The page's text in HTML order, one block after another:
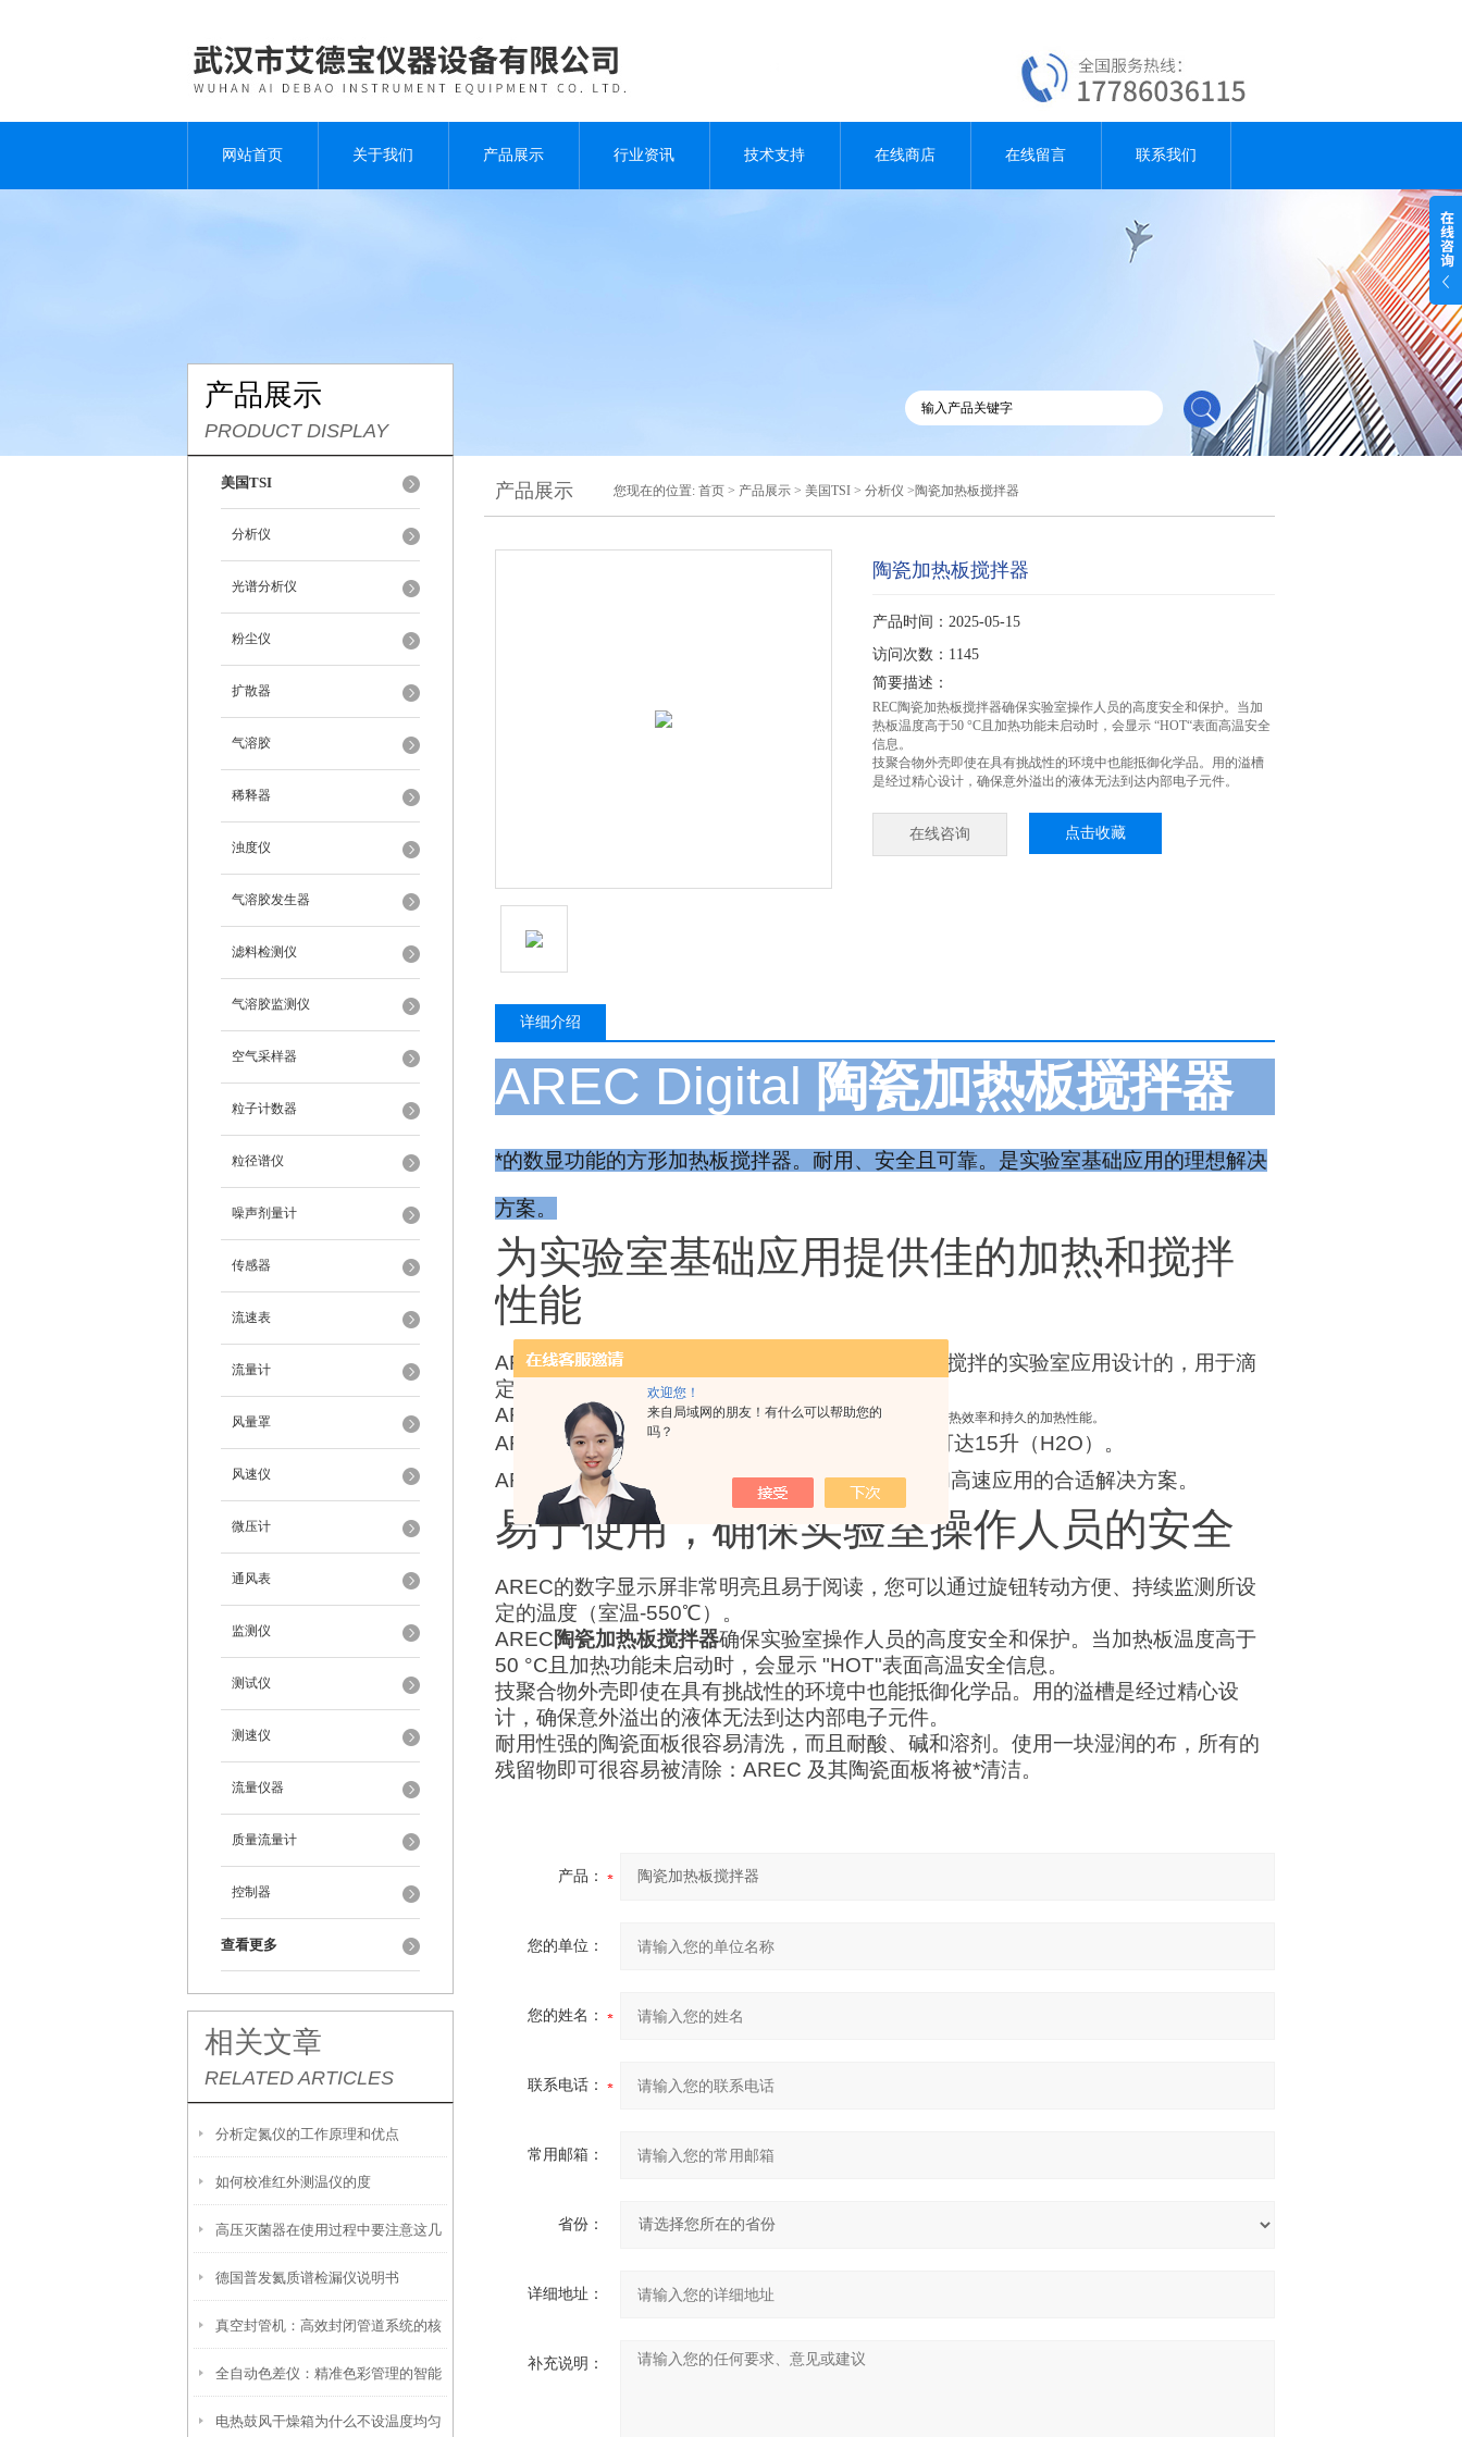
欢迎您！
来自局域网的朋友！有什么可以帮助您的
吗？
网站首页 关于我们 产品展示 行业资讯 技术支持 在线商店 在线留言 联系我们
产品展示
PRODUCT DISPLAY
美国TSI
分析仪
光谱分析仪
粉尘仪
扩散器
气溶胶
稀释器
浊度仪
气溶胶发生器
滤料检测仪
气溶胶监测仪
空气采样器
粒子计数器
粒径谱仪
噪声剂量计
传感器
流速表
流量计
风量罩
风速仪
微压计
通风表
监测仪
测试仪
测速仪
流量仪器
质量流量计
控制器
查看更多
相关文章
RELATED ARTICLES
分析定氮仪的工作原理和优点
如何校准红外测温仪的度
高压灭菌器在使用过程中要注意这几
点事项
德国普发氦质谱检漏仪说明书
真空封管机：高效封闭管道系统的核
心设备
全自动色差仪：精准色彩管理的智能
之眼
电热鼓风干燥箱为什么不设温度均匀
产品展示 您现在的位置: 首页 > 产品展示 > 美国TSI > 分析仪 >陶瓷加热板搅拌器
陶瓷加热板搅拌器
产品时间：2025-05-15
访问次数：1145
简要描述：
REC陶瓷加热板搅拌器确保实验室操作人员的高度安全和保护。当加
热板温度高于50 °C且加热功能未启动时，会显示 “HOT“表面高温安全
信息。
技聚合物外壳即使在具有挑战性的环境中也能抵御化学品。用的溢槽
是经过精心设计，确保意外溢出的液体无法到达内部电子元件。
在线咨询 点击收藏
详细介绍
AREC Digital 陶瓷加热板搅拌器
*的数显功能的方形加热板搅拌器。耐用、安全且可靠。是实验室基础应用的理想解决
方案。
为实验室基础应用提供佳的加热和搅拌
性能
AREC陶瓷加热板搅拌器
是为需要温度加热和强力搅拌的实验室应用设计的，用于滴
定、样品和缓冲溶液的制备。
AREC配备了由VELP设计的 加热板技术，确保温度均匀性、加热效率和持久的加热性能。
AREC的*马达由于具有的磁耦合功能，搅拌体积可达15升（H2O）。
AREC的搅拌速度设置从50到1500rpm，是低速和高速应用的合适解决方案。
易于使用，确保实验室操作人员的安全
AREC的数字显示屏非常明亮且易于阅读，您可以通过旋钮转动方便、持续监测所设
定的温度（室温-550℃）。
AREC陶瓷加热板搅拌器确保实验室操作人员的高度安全和保护。当加热板温度高于
50 °C且加热功能未启动时，会显示 "HOT"表面高温安全信息。
技聚合物外壳即使在具有挑战性的环境中也能抵御化学品。用的溢槽是经过精心设
计，确保意外溢出的液体无法到达内部电子元件。
耐用性强的陶瓷面板很容易清洗，而且耐酸、碱和溶剂。使用一块湿润的布，所有的
残留物即可很容易被清除：AREC 及其陶瓷面板将被*清洁。
产品：
您的单位：
您的姓名：
联系电话：
常用邮箱：
省份：
详细地址：
补充说明：